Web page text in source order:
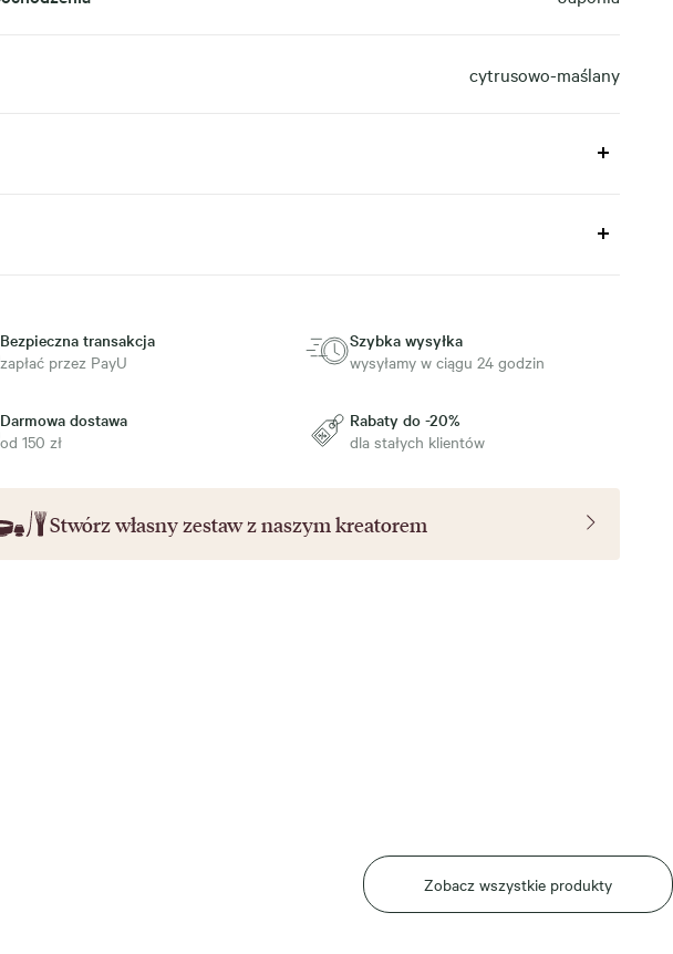
cytrusowo-maślany
Bezpieczna transakcja
zapłać przez PayU
Szybka wysyłka
wysyłamy w ciągu 24 godzin
Darmowa dostawa
od 150 zł
Rabaty do -20%
dla stałych klientów
Stwórz własny zestaw z naszym kreatorem
Zobacz wszystkie produkty